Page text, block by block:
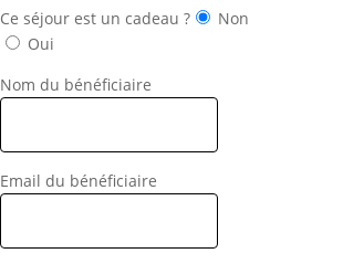
Ce séjour est un cadeau ?
Non
Oui
Nom du bénéficiaire
Email du bénéficiaire